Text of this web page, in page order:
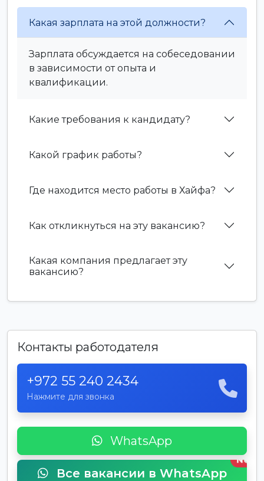
Какая зарплата на этой должности?
Зарплата обсуждается на собеседовании
в зависимости от опыта и
квалификации.
Какие требования к кандидату?
Какой график работы?
Где находится место работы в Хайфа?
Как откликнуться на эту вакансию?
Какая компания предлагает эту
вакансию?
Контакты работодателя
+972 55 240 2434
Нажмите для звонка
WhatsApp
Все вакансии в WhatsApp
New